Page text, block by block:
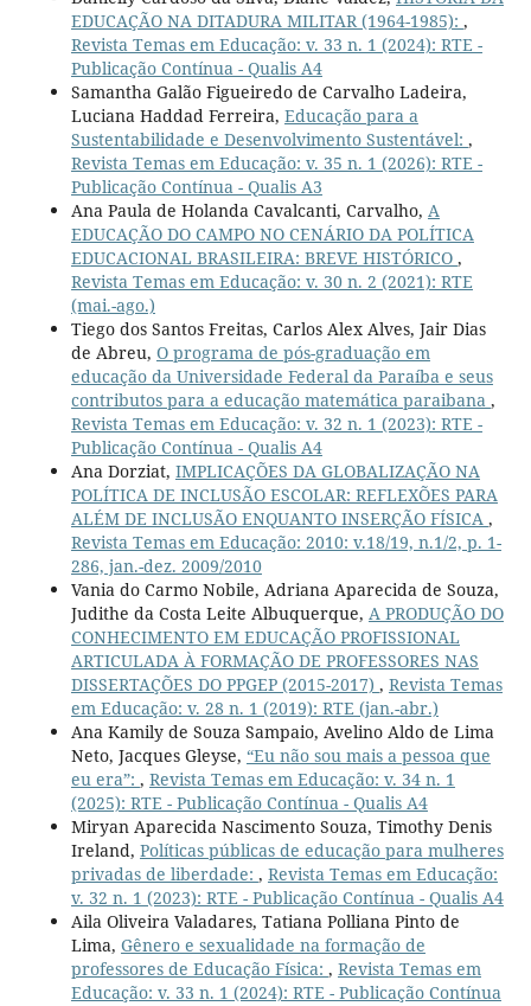
EDUCAÇÃO NA DITADURA MILITAR (1964-1985): ,
Revista Temas em Educação: v. 33 n. 1 (2024): RTE -
Publicação Contínua - Qualis A4
Samantha Galão Figueiredo de Carvalho Ladeira,
Luciana Haddad Ferreira, Educação para a
Sustentabilidade e Desenvolvimento Sustentável: ,
Revista Temas em Educação: v. 35 n. 1 (2026): RTE -
Publicação Contínua - Qualis A3
Ana Paula de Holanda Cavalcanti, Carvalho, A
EDUCAÇÃO DO CAMPO NO CENÁRIO DA POLÍTICA
EDUCACIONAL BRASILEIRA: BREVE HISTÓRICO ,
Revista Temas em Educação: v. 30 n. 2 (2021): RTE
(mai.-ago.)
Tiego dos Santos Freitas, Carlos Alex Alves, Jair Dias
de Abreu, O programa de pós-graduação em
educação da Universidade Federal da Paraíba e seus
contributos para a educação matemática paraibana ,
Revista Temas em Educação: v. 32 n. 1 (2023): RTE -
Publicação Contínua - Qualis A4
Ana Dorziat, IMPLICAÇÕES DA GLOBALIZAÇÃO NA
POLÍTICA DE INCLUSÃO ESCOLAR: REFLEXÕES PARA
ALÉM DE INCLUSÃO ENQUANTO INSERÇÃO FÍSICA ,
Revista Temas em Educação: 2010: v.18/19, n.1/2, p. 1-
286, jan.-dez. 2009/2010
Vania do Carmo Nobile, Adriana Aparecida de Souza,
Judithe da Costa Leite Albuquerque, A PRODUÇÃO DO
CONHECIMENTO EM EDUCAÇÃO PROFISSIONAL
ARTICULADA À FORMAÇÃO DE PROFESSORES NAS
DISSERTAÇÕES DO PPGEP (2015-2017) , Revista Temas
em Educação: v. 28 n. 1 (2019): RTE (jan.-abr.)
Ana Kamily de Souza Sampaio, Avelino Aldo de Lima
Neto, Jacques Gleyse, “Eu não sou mais a pessoa que
eu era”: , Revista Temas em Educação: v. 34 n. 1
(2025): RTE - Publicação Contínua - Qualis A4
Miryan Aparecida Nascimento Souza, Timothy Denis
Ireland, Políticas públicas de educação para mulheres
privadas de liberdade: , Revista Temas em Educação:
v. 32 n. 1 (2023): RTE - Publicação Contínua - Qualis A4
Aila Oliveira Valadares, Tatiana Polliana Pinto de
Lima, Gênero e sexualidade na formação de
professores de Educação Física: , Revista Temas em
Educação: v. 33 n. 1 (2024): RTE - Publicação Contínua